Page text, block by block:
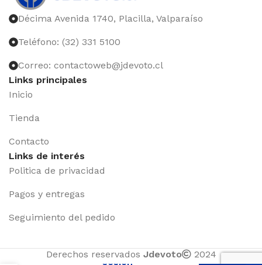
Décima Avenida 1740, Placilla, Valparaíso
Teléfono: (32) 331 5100
Correo: contactoweb@jdevoto.cl
Links principales
Inicio
Tienda
Contacto
Links de interés
Politica de privacidad
Pagos y entregas
Seguimiento del pedido
Derechos reservados Jdevoto 2024
Iniciar
sesión